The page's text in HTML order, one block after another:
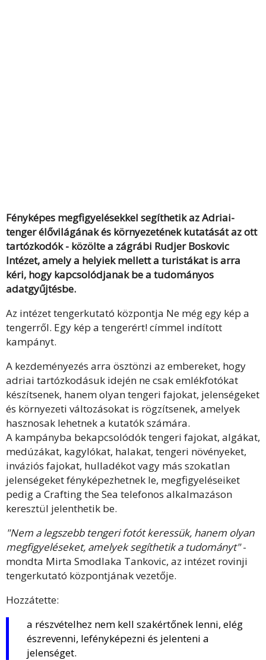
Fényképes megfigyelésekkel segíthetik az Adriai-
tenger élővilágának és környezetének kutatását az ott
tartózkodók - közölte a zágrábi Rudjer Boskovic
Intézet, amely a helyiek mellett a turistákat is arra
kéri, hogy kapcsolódjanak be a tudományos
adatgyűjtésbe.
Az intézet tengerkutató központja Ne még egy kép a
tengerről. Egy kép a tengerért! címmel indított
kampányt.
A kezdeményezés arra ösztönzi az embereket, hogy
adriai tartózkodásuk idején ne csak emlékfotókat
készítsenek, hanem olyan tengeri fajokat, jelenségeket
és környezeti változásokat is rögzítsenek, amelyek
hasznosak lehetnek a kutatók számára.
A kampányba bekapcsolódók tengeri fajokat, algákat,
medúzákat, kagylókat, halakat, tengeri növényeket,
inváziós fajokat, hulladékot vagy más szokatlan
jelenségeket fényképezhetnek le, megfigyeléseiket
pedig a Crafting the Sea telefonos alkalmazáson
keresztül jelenthetik be.
"Nem a legszebb tengeri fotót keressük, hanem olyan
megfigyeléseket, amelyek segíthetik a tudományt"-
mondta Mirta Smodlaka Tankovic, az intézet rovinji
tengerkutató központjának vezetője.
Hozzátette:
a részvételhez nem kell szakértőnek lenni, elég
észrevenni, lefényképezni és jelenteni a
jelenséget.